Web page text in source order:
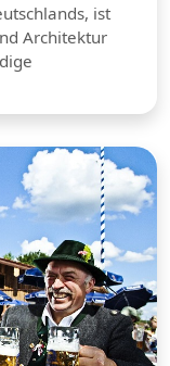
ist
Architektur